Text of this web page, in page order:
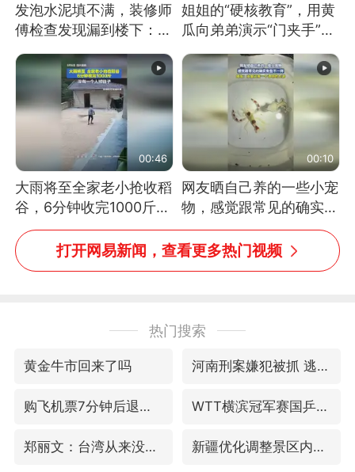
发泡水泥填不满，装修师
傅检查发现漏到楼下：出
姐姐的“硬核教育”，用黄
瓜向弟弟演示“门夹手”，
教！
00:46
大雨将至全家老小抢收稻
谷，6分钟收完1000斤，
没有一个人掉链子
00:10
网友晒自己养的一些小宠
物，感觉跟常见的确实有
些不一样
打开网易新闻，查看更多热门视频
热门搜索
黄金牛市回来了吗 河南刑案嫌犯被抓 逃窜时伤害多人
购飞机票7分钟后退票被扣2022元 WTT横滨冠军赛国乒女单三将晋级四强
郑丽文：台湾从来没有“独立”过 新疆优化调整景区内自驾服务费